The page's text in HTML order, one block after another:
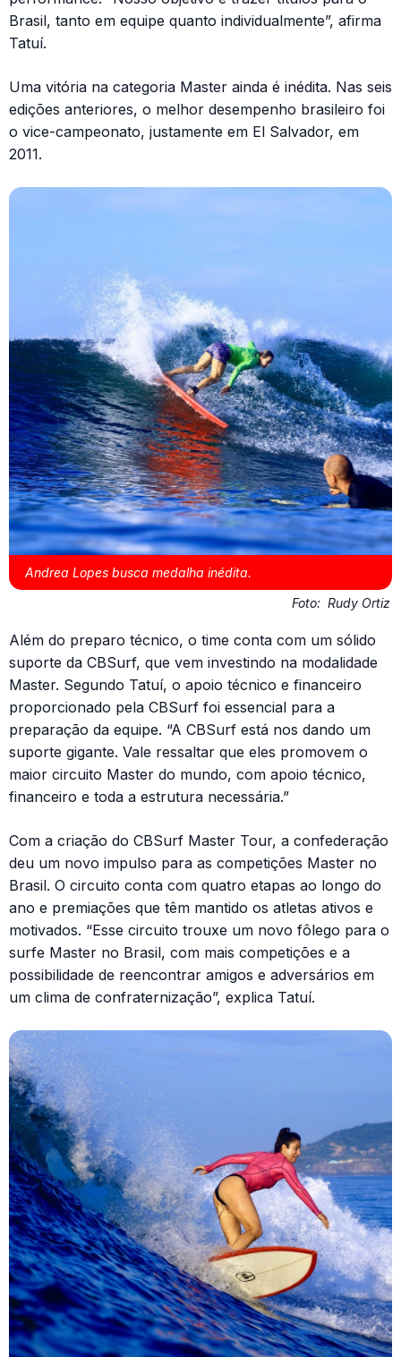
Brasil, tanto em equipe quanto individualmente”, afirma
Tatuí.
Uma vitória na categoria Master ainda é inédita. Nas seis
edições anteriores, o melhor desempenho brasileiro foi
o vice-campeonato, justamente em El Salvador, em
2011.
Andrea Lopes busca medalha inédita.
Foto: Rudy Ortiz
Além do preparo técnico, o time conta com um sólido
suporte da CBSurf, que vem investindo na modalidade
Master. Segundo Tatuí, o apoio técnico e financeiro
proporcionado pela CBSurf foi essencial para a
preparação da equipe. “A CBSurf está nos dando um
suporte gigante. Vale ressaltar que eles promovem o
maior circuito Master do mundo, com apoio técnico,
financeiro e toda a estrutura necessária.”
Com a criação do CBSurf Master Tour, a confederação
deu um novo impulso para as competições Master no
Brasil. O circuito conta com quatro etapas ao longo do
ano e premiações que têm mantido os atletas ativos e
motivados. “Esse circuito trouxe um novo fôlego para o
surfe Master no Brasil, com mais competições e a
possibilidade de reencontrar amigos e adversários em
um clima de confraternização”, explica Tatuí.